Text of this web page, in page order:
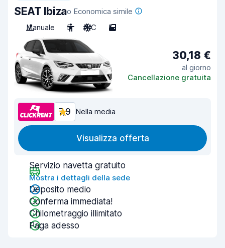
SEAT Ibizao Economica simile
Manuale
5 A/C 5
30,18 €
al giorno
Cancellazione gratuita
7,9 Nella media
Visualizza offerta
Servizio navetta gratuito
Mostra i dettagli della sede
Deposito medio
Conferma immediata!
Chilometraggio illimitato
Paga adesso